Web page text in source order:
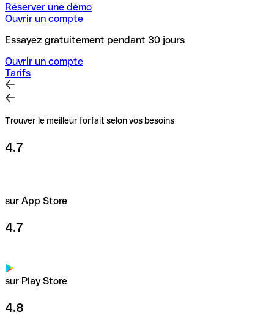
Réserver une démo
Ouvrir un compte
Essayez gratuitement pendant 30 jours
Ouvrir un compte
Tarifs
Trouver le meilleur forfait selon vos besoins
4.7
sur App Store
4.7
sur Play Store
4.8